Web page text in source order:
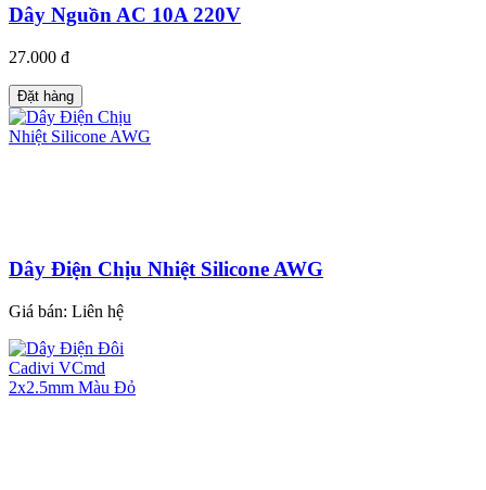
Dây Nguồn AC 10A 220V
27.000 đ
Đặt hàng
Dây Điện Chịu Nhiệt Silicone AWG
Giá bán: Liên hệ